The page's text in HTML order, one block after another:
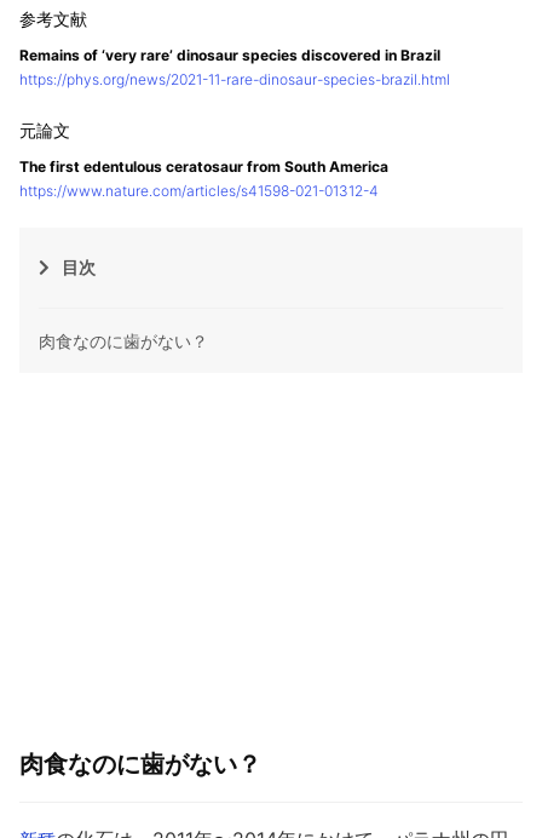
Remains of ‘very rare’ dinosaur species discovered in Brazil
https://phys.org/news/2021-11-rare-dinosaur-species-brazil.html
The first edentulous ceratosaur from South America
https://www.nature.com/articles/s41598-021-01312-4
目次
肉食なのに歯がない？
肉食なのに歯がない？